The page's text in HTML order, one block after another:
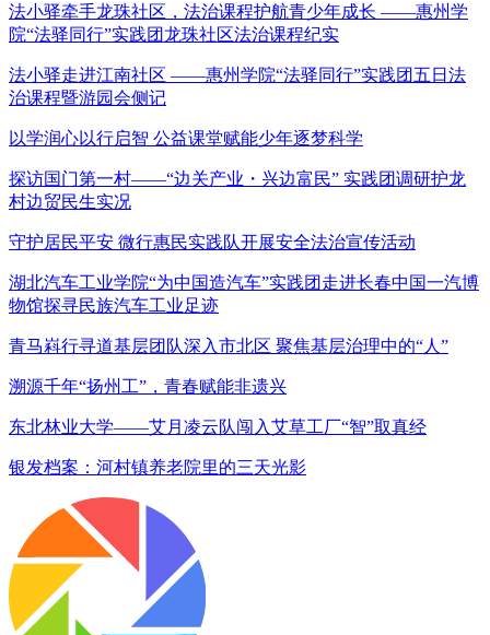
法小驿牵手龙珠社区，法治课程护航青少年成长 ——惠州学
院“法驿同行”实践团龙珠社区法治课程纪实
法小驿走进江南社区 ——惠州学院“法驿同行”实践团五日法
治课程暨游园会侧记
以学润心以行启智 公益课堂赋能少年逐梦科学
探访国门第一村——“边关产业・兴边富民” 实践团调研护龙
村边贸民生实况
守护居民平安 微行惠民实践队开展安全法治宣传活动
湖北汽车工业学院“为中国造汽车”实践团走进长春中国一汽博
物馆探寻民族汽车工业足迹
青马嵙行寻道基层团队深入市北区 聚焦基层治理中的“人”
溯源千年“扬州工”，青春赋能非遗兴
东北林业大学——艾月凌云队闯入艾草工厂“智”取真经
银发档案：河村镇养老院里的三天光影